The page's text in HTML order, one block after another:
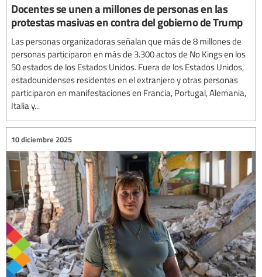
Docentes se unen a millones de personas en las
protestas masivas en contra del gobierno de Trump
Las personas organizadoras señalan que más de 8 millones de
personas participaron en más de 3.300 actos de No Kings en los
50 estados de los Estados Unidos. Fuera de los Estados Unidos,
estadounidenses residentes en el extranjero y otras personas
participaron en manifestaciones en Francia, Portugal, Alemania,
Italia y...
10 diciembre 2025